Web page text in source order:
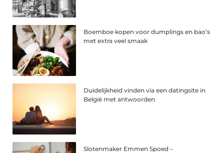
Boemboe kopen voor dumplings en bao’s
met extra veel smaak
Duidelijkheid vinden via een datingsite in
België met antwoorden
Slotenmaker Emmen Spoed –